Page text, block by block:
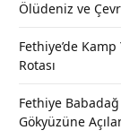
Ölüdeniz ve
Fethiye’de
Rotası
Fethiye
Gökyüzüne